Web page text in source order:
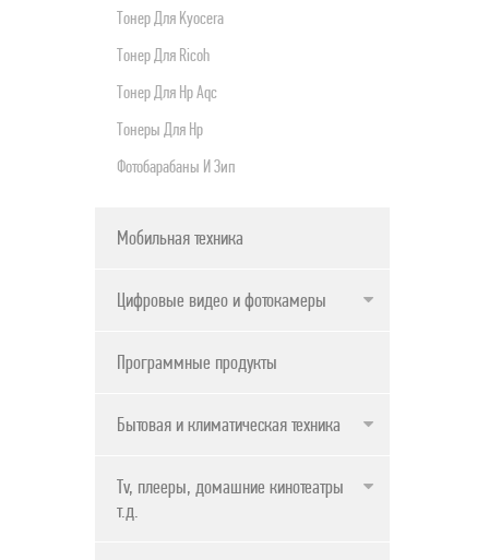
Тонер Для Kyocera
Тонер Для Ricoh
Тонер Для Нр Aqc
Тонеры Для Hp
Фотобарабаны И Зип
Мобильная техника
Цифровые видео и фотокамеры
Программные продукты
Бытовая и климатическая техника
Tv, плееры, домашние кинотеатры и
т.д.